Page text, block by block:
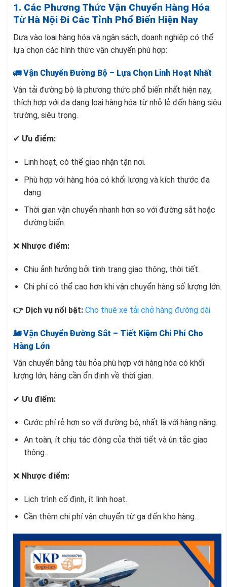
1. Các Phương Thức Vận Chuyển Hàng Hóa
Từ Hà Nội Đi Các Tỉnh Phổ Biến Hiện Nay
Dựa vào loại hàng hóa và ngân sách, doanh nghiệp có thể
lựa chọn các hình thức vận chuyển phù hợp:
🚛 Vận Chuyển Đường Bộ – Lựa Chọn Linh Hoạt Nhất
Vận tải đường bộ là phương thức phổ biến nhất hiện nay,
thích hợp với đa dạng loại hàng hóa từ nhỏ lẻ đến hàng siêu
trường, siêu trọng.
✔ Ưu điểm:
Linh hoạt, có thể giao nhận tận nơi.
Phù hợp với hàng hóa có khối lượng và kích thước đa
dạng.
Thời gian vận chuyển nhanh hơn so với đường sắt hoặc
đường biển.
❌ Nhược điểm:
Chịu ảnh hưởng bởi tình trạng giao thông, thời tiết.
Chi phí có thể cao hơn khi vận chuyển hàng số lượng lớn.
👉 Dịch vụ nổi bật: Cho thuê xe tải chở hàng đường dài
🚂 Vận Chuyển Đường Sắt – Tiết Kiệm Chi Phí Cho
Hàng Lớn
Vận chuyển bằng tàu hỏa phù hợp với hàng hóa có khối
lượng lớn, hàng cần ổn định về thời gian.
✔ Ưu điểm:
Cước phí rẻ hơn so với đường bộ, nhất là với hàng nặng.
An toàn, ít chịu tác động của thời tiết và ùn tắc giao
thông.
❌ Nhược điểm:
Lịch trình cố định, ít linh hoạt.
Cần thêm chi phí vận chuyển từ ga đến kho hàng.